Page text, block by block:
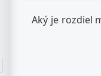
Aký je rozdiel